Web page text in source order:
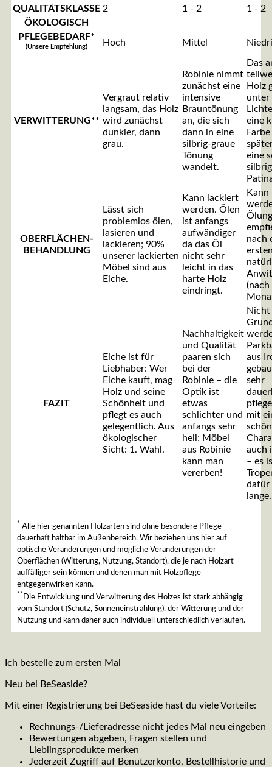
QUALITÄTSKLASSE 2 1 - 2
1 - 2
ÖKOLOGISCH
PFLEGEBEDARF*
(Unsere Empfehlung) Hoch Mittel
VERWITTERUNG**
Vergraut relativ
langsam, das Holz
wird zunächst
dunkler, dann
grau.
Robinie nimmt
zunächst eine
intensive
Brauntönung
an, die sich
dann in eine
silbrig-graue
Tönung
wandelt.
Das
Holz
unter
eine
eine
OBERFLÄCHEN-
BEHANDLUNG
Lässt sich
problemlos ölen,
lasieren und
lackieren; 90%
unserer lackierten
Möbel sind aus
Eiche.
Kann lackiert
werden. Ölen
ist anfangs
aufwändiger
da das Öl
nicht sehr
leicht in das
harte Holz
eindringt.
Ölung
nach
(nach
FAZIT
Eiche ist für
Liebhaber: Wer
Eiche kauft, mag
Holz und seine
Schönheit und
pflegt es auch
gelegentlich. Aus
ökologischer
Sicht: 1. Wahl.
Nachhaltigkeit
und Qualität
paaren sich
bei der
Robinie – die
Optik ist
etwas
schlichter und
anfangs sehr
hell; Möbel
aus Robinie
kann man
vererben!
Nicht
aus
sehr
mit
auch
– es
dafür
lange.
* Alle hier genannten Holzarten sind ohne besondere Pflege
dauerhaft haltbar im Außenbereich. Wir beziehen uns hier auf
optische Veränderungen und mögliche Veränderungen der
Oberflächen (Witterung, Nutzung, Standort), die je nach Holzart
auffälliger sein können und denen man mit Holzpflege
entgegenwirken kann.
** Die Entwicklung und Verwitterung des Holzes ist stark abhängig
vom Standort (Schutz, Sonneneinstrahlung), der Witterung und der
Nutzung und kann daher auch individuell unterschiedlich verlaufen.
Ich bestelle zum ersten Mal
Neu bei BeSeaside?
Mit einer Registrierung bei BeSeaside hast du viele Vorteile:
Rechnungs-/Lieferadresse nicht jedes Mal neu eingeben
Bewertungen abgeben, Fragen stellen und
Lieblingsprodukte merken
Jederzeit Zugriff auf Benutzerkonto, Bestellhistorie und